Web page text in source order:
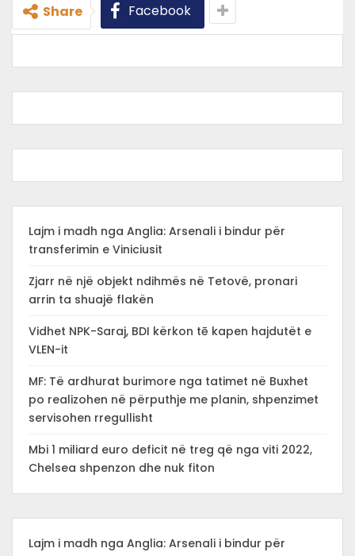
Share Facebook
Lajm i madh nga Anglia: Arsenali i bindur për
transferimin e Viniciusit
Zjarr në një objekt ndihmës në Tetovë, pronari
arrin ta shuajë flakën
Vidhet NPK-Saraj, BDI kërkon tē kapen hajdutët e
VLEN-it
MF: Të ardhurat burimore nga tatimet në Buxhet
po realizohen në përputhje me planin, shpenzimet
servisohen rregullisht
Mbi 1 miliard euro deficit në treg që nga viti 2022,
Chelsea shpenzon dhe nuk fiton
Lajm i madh nga Anglia: Arsenali i bindur për